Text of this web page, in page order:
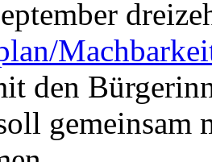
den
gemeinsam